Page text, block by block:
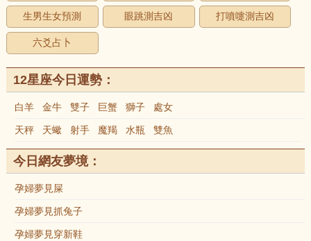
生男生女預測 眼跳測吉凶 打噴嚏測吉凶
六爻占卜
12星座今日運勢：
白羊 金牛 雙子 巨蟹 獅子 處女
天秤 天蠍 射手 魔羯 水瓶 雙魚
今日網友夢境：
孕婦夢見屎
孕婦夢見抓兔子
孕婦夢見穿新鞋